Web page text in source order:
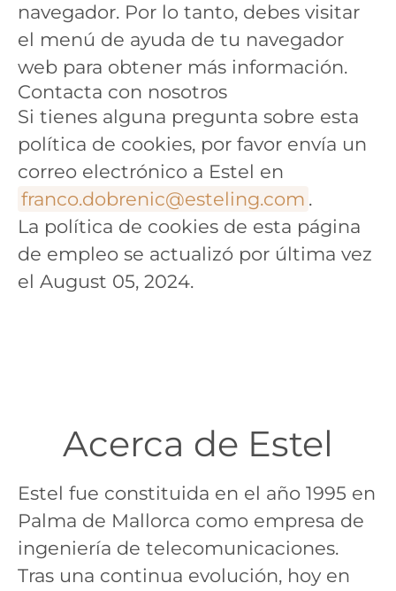
navegador. Por lo tanto, debes visitar
el menú de ayuda de tu navegador
web para obtener más información.
Contacta con nosotros
Si tienes alguna pregunta sobre esta
política de cookies, por favor envía un
correo electrónico a Estel en
franco.dobrenic@esteling.com .
La política de cookies de esta página
de empleo se actualizó por última vez
el August 05, 2024.
Acerca de Estel
Estel fue constituida en el año 1995 en
Palma de Mallorca como empresa de
ingeniería de telecomunicaciones.
Tras una continua evolución, hoy en